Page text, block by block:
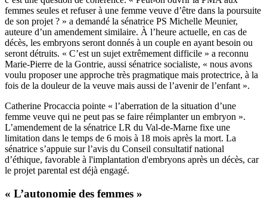
femmes seules et refuser à une femme veuve d’être dans la poursuite
de son projet ? » a demandé la sénatrice PS Michelle Meunier,
auteure d’un amendement similaire. À l’heure actuelle, en cas de
décès, les embryons seront donnés à un couple en ayant besoin ou
seront détruits. « C’est un sujet extrêmement difficile » a reconnu
Marie-Pierre de la Gontrie, aussi sénatrice socialiste, « nous avons
voulu proposer une approche très pragmatique mais protectrice, à la
fois de la douleur de la veuve mais aussi de l’avenir de l’enfant ».
Catherine Procaccia pointe « l’aberration de la situation d’une
femme veuve qui ne peut pas se faire réimplanter un embryon ».
L’amendement de la sénatrice LR du Val-de-Marne fixe une
limitation dans le temps de 6 mois à 18 mois après la mort. La
sénatrice s’appuie sur l’avis du Conseil consultatif national
d’éthique, favorable à l'implantation d'embryons après un décès, car
le projet parental est déjà engagé.
« L’autonomie des femmes »